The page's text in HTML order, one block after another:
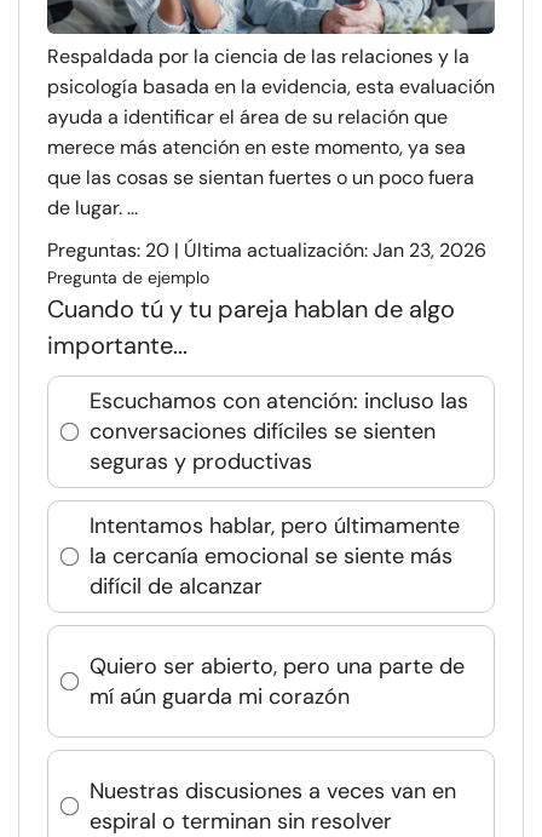
Respaldada por la ciencia de las relaciones y la
psicología basada en la evidencia, esta evaluación
ayuda a identificar el área de su relación que
merece más atención en este momento, ya sea
que las cosas se sientan fuertes o un poco fuera
de lugar. ...
Preguntas: 20 | Última actualización: Jan 23, 2026
Pregunta de ejemplo
Cuando tú y tu pareja hablan de algo
importante...
Escuchamos con atención: incluso las
conversaciones difíciles se sienten
seguras y productivas
Intentamos hablar, pero últimamente
la cercanía emocional se siente más
difícil de alcanzar
Quiero ser abierto, pero una parte de
mí aún guarda mi corazón
Nuestras discusiones a veces van en
espiral o terminan sin resolver